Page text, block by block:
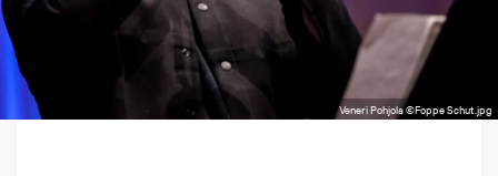
Veneri Pohjola ©Foppe Schut.jpg